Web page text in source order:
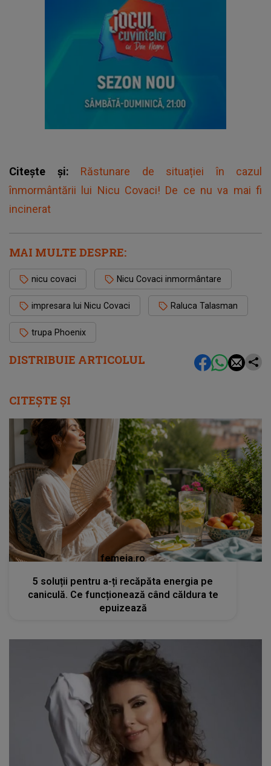
DISTRIBUIE ARTICOLUL
Citește și: Răstunare de situației în cazul
înmormântării lui Nicu Covaci! De ce nu va mai fi
incinerat
MAI MULTE DESPRE:
nicu covaci Nicu Covaci inmormântare
impresara lui Nicu Covaci Raluca Talasman
trupa Phoenix
CITEȘTE ȘI
femeia.ro
5 soluții pentru a-ți recăpăta energia pe
caniculă. Ce funcționează când căldura te
epuizează